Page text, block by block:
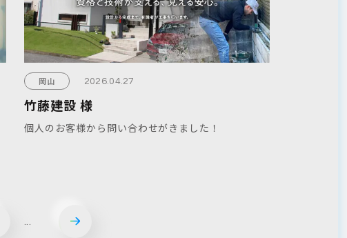
岡山 2026.04.27
竹藤建設 様
個人のお客様から問い合わせがきました！
...